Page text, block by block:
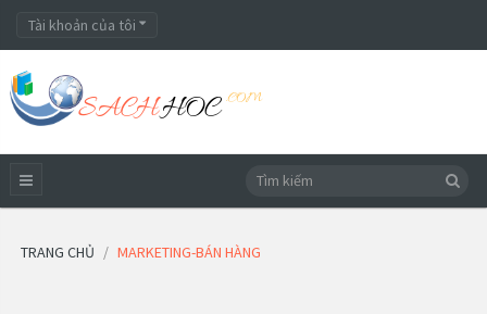
Tài khoản của tôi
TRANG CHỦ MARKETING-BÁN HÀNG